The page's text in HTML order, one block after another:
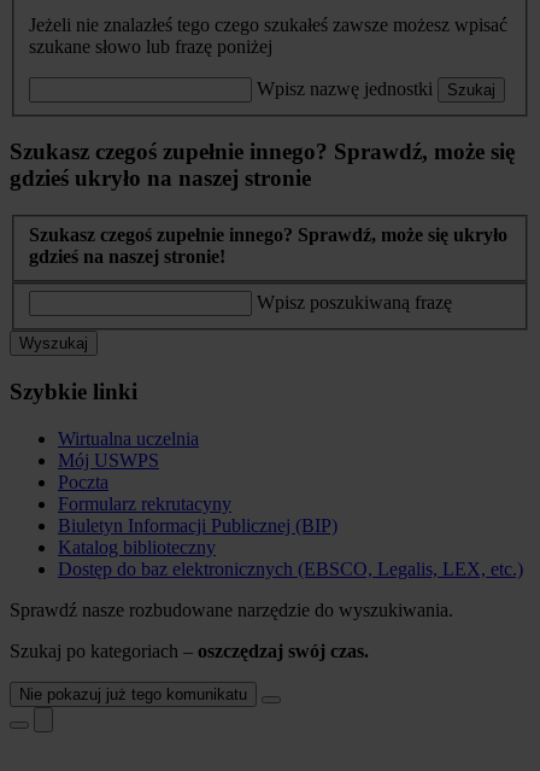
Jeżeli nie znalazłeś tego czego szukałeś zawsze możesz wpisać
szukane słowo lub frazę poniżej
Wpisz nazwę jednostki Szukaj
Szukasz czegoś zupełnie innego? Sprawdź, może się
gdzieś ukryło na naszej stronie
Szukasz czegoś zupełnie innego? Sprawdź, może się ukryło
gdzieś na naszej stronie!
Wpisz poszukiwaną frazę
Wyszukaj
Szybkie linki
Wirtualna uczelnia
Mój USWPS
Poczta
Formularz rekrutacyny
Biuletyn Informacji Publicznej (BIP)
Katalog biblioteczny
Dostęp do baz elektronicznych (EBSCO, Legalis, LEX, etc.)
Sprawdź nasze rozbudowane narzędzie do wyszukiwania.
Szukaj po kategoriach – oszczędzaj swój czas.
Nie pokazuj już tego komunikatu